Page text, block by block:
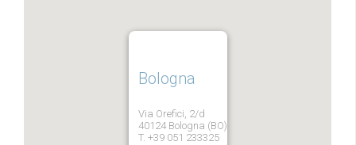
Bologna
Via Orefici, 2/d
40124 Bologna (BO)
T. +39 051 233325